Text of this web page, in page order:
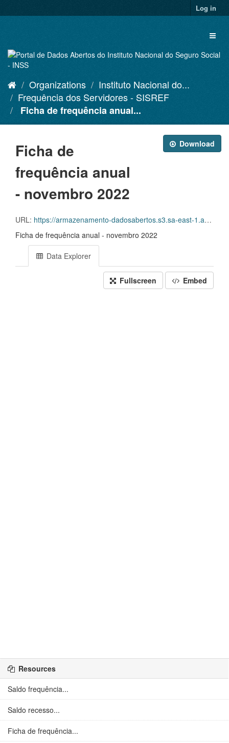
to
Log in
Organizations
Instituto Nacional do...
Frequência dos Servidores - SISREF
Ficha de frequência anual...
Download
Ficha de
frequência anual
- novembro 2022
URL: https://armazenamento-dadosabertos.s3.sa-east-1.amazonaws.com/Plano+2016_2018_Grupos+de+dados/INSS+-+Frequ%C3%AAncia+dos+Servidores+-+SISREF/D.SRF.FQS.003.ACSINSS.202211.csv
Ficha de frequência anual - novembro 2022
Data Explorer
Fullscreen Embed
Resources
Saldo frequência...
Saldo recesso...
Ficha de frequência...